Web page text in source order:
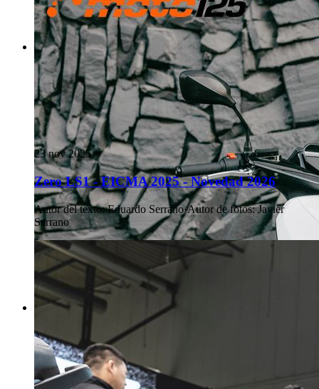
23 nov 2025
Zero LS1 - EICMA 2025 - Novedad 2026
Autor del texto: Eduardo Serrano·Autor de fotos: Javier
Serrano